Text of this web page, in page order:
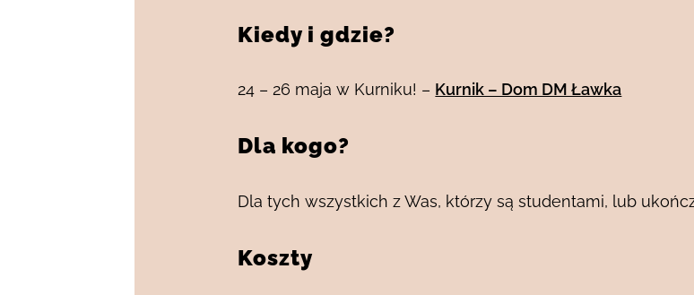
Kiedy i gdzie?
24 – 26 maja w Kurniku! – Kurnik – Dom DM Ławka
Dla kogo?
Dla tych wszystkich z Was, którzy są studentami, lub
Koszty